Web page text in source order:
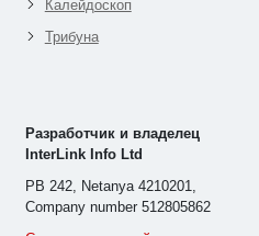
Калейдоскоп
Трибуна
Разработчик и владелец
InterLink Info Ltd
PB 242, Netanya 4210201,
Company number 512805862